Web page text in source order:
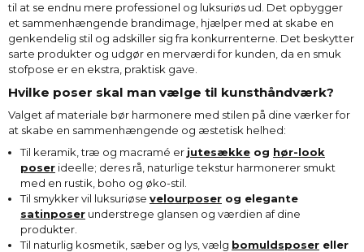
til at se endnu mere professionel og luksuriøs ud. Det opbygger
et sammenhængende brandimage, hjælper med at skabe en
genkendelig stil og adskiller sig fra konkurrenterne. Det beskytter
sarte produkter og udgør en merværdi for kunden, da en smuk
stofpose er en ekstra, praktisk gave.
Hvilke poser skal man vælge til kunsthåndværk?
Valget af materiale bør harmonere med stilen på dine værker for
at skabe en sammenhængende og æstetisk helhed:
Til keramik, træ og macramé er jutesække og hør-look
poser ideelle; deres rå, naturlige tekstur harmonerer smukt
med en rustik, boho og øko-stil.
Til smykker vil luksuriøse velourposer og elegante
satinposer understrege glansen og værdien af dine
produkter.
Til naturlig kosmetik, sæber og lys, vælg bomuldsposer eller